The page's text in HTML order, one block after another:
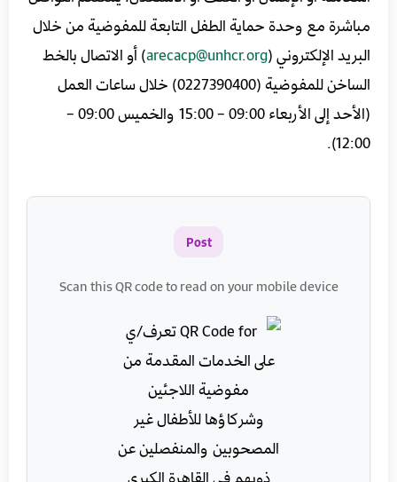
مباشرة مع وحدة حماية الطفل التابعة للمفوضية من خلال
البريد الإلكتروني (arecacp@unhcr.org) أو الاتصال بالخط
الساخن للمفوضية (0227390400) خلال ساعات العمل
(الأحد إلى الأربعاء 09:00 – 15:00 والخميس 09:00 –
12:00).
Post
Scan this QR code to read on your mobile device